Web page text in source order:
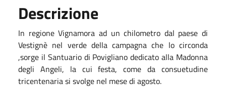
Descrizione
In regione Vignamora ad un chilometro dal paese di
Vestignè nel verde della campagna che lo circonda
,sorge il Santuario di Povigliano dedicato alla Madonna
degli Angeli, la cui festa, come da consuetudine
tricentenaria si svolge nel mese di agosto.